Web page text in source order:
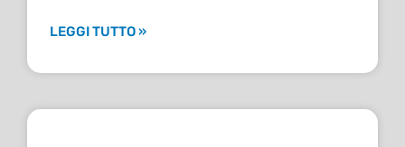
LEGGI TUTTO »